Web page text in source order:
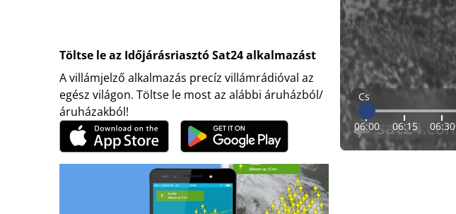
Töltse le az Időjárásriasztó Sat24 alkalmazást
A villámjelző alkalmazás precíz villámrádióval az
egész világon. Töltse le most az alábbi áruházból/
áruházakból!
Cs
06:00 06:15 06:30